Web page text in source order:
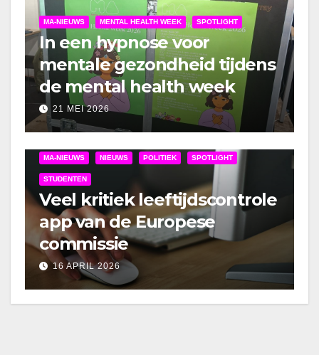
MA-NIEUWS MENTAL HEALTH WEEK SPOTLIGHT
In een hypnose voor
mentale gezondheid tijdens
de mental health week
21 MEI 2026
MA-NIEUWS NIEUWS POLITIEK SPOTLIGHT
STUDENTEN
Veel kritiek leeftijdscontrole
app van de Europese
commissie
16 APRIL 2026